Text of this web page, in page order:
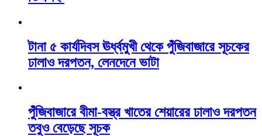
টানা ৫ কার্যদিবস ঊর্ধ্বমুখী থেকে পুঁজিবাজারে সূচকের
ঢালাও দরপতন, লেনদেনে ভাটা
পুঁজিবাজারে বীমা-বস্ত্র খাতের শেয়ারের ঢালাও দরপতন
তবুও বেড়েছে সূচক